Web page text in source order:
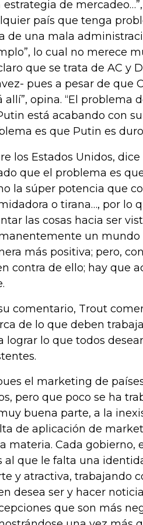
estrategia de
país que tenga
de una mala
lo cual no merece
que se trata de AC y
pues a pesar de que
allí”, opina. “El problema
está acabando con
es que Putin es duro
los Estados Unidos,
que el problema es
la súper potencia que
o tirana…, por lo
las cosas hacia ser
un mundo
más positiva; pero,
contra de ello; hay que
comentario, Trout
de lo que deben
lograr lo que todos
el marketing de
pero que poco se ha
buena parte, a la
de aplicación de
materia. Cada gobierno,
al que le falta una
y atractiva, trabajando
desea ser y hacer
que son más